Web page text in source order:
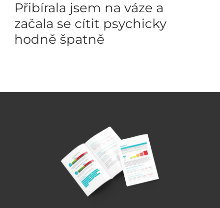
Přibírala jsem na váze a
začala se cítit psychicky
hodně špatně